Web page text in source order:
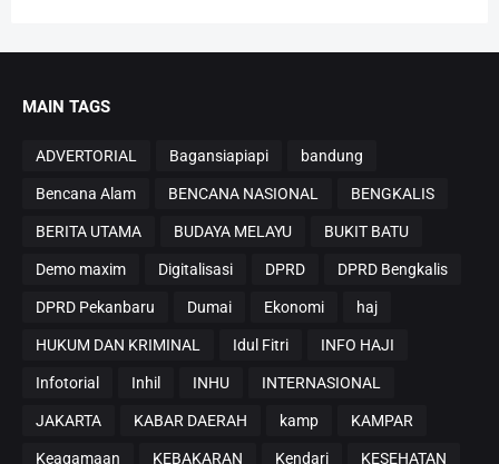
MAIN TAGS
ADVERTORIAL Bagansiapiapi bandung
Bencana Alam BENCANA NASIONAL BENGKALIS
BERITA UTAMA BUDAYA MELAYU BUKIT BATU
Demo maxim Digitalisasi DPRD DPRD Bengkalis
DPRD Pekanbaru Dumai Ekonomi haj
HUKUM DAN KRIMINAL Idul Fitri INFO HAJI
Infotorial Inhil INHU INTERNASIONAL
JAKARTA KABAR DAERAH kamp KAMPAR
Keagamaan KEBAKARAN Kendari KESEHATAN